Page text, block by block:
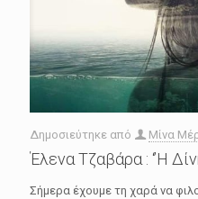
Δημοσιεύτηκε από Μίνα
Έλενα Τζαβάρα : ‘’Η
Σήμερα έχουμε τη χαρά να